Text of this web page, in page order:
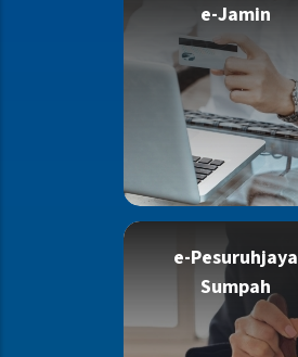
e-Jamin
e-Pesuruhjaya
Sumpah